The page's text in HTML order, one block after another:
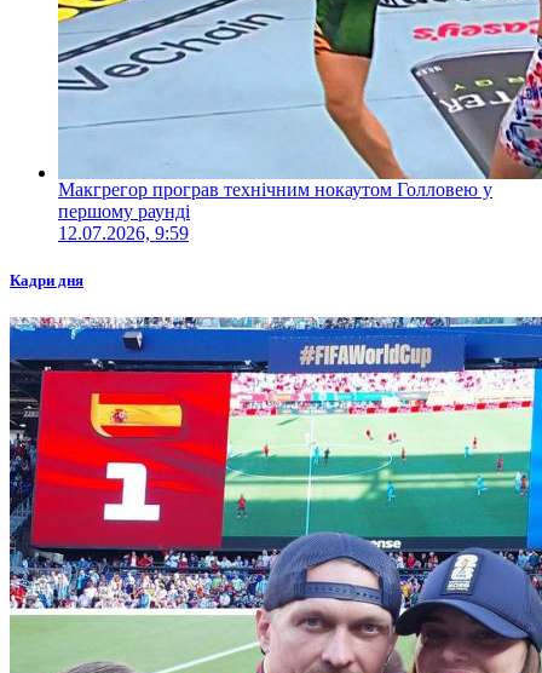
Макгрегор програв технічним нокаутом Голловею у
першому раунді
12.07.2026, 9:59
Кадри дня